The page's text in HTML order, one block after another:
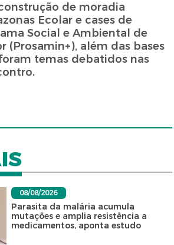
de moradia
Ecolar e cases de
Social e Ambiental de
(Prosamin+), além das bases
temas debatidos nas
08/08/2026
Parasita da malária acumula
mutações e amplia resistência a
medicamentos, aponta estudo